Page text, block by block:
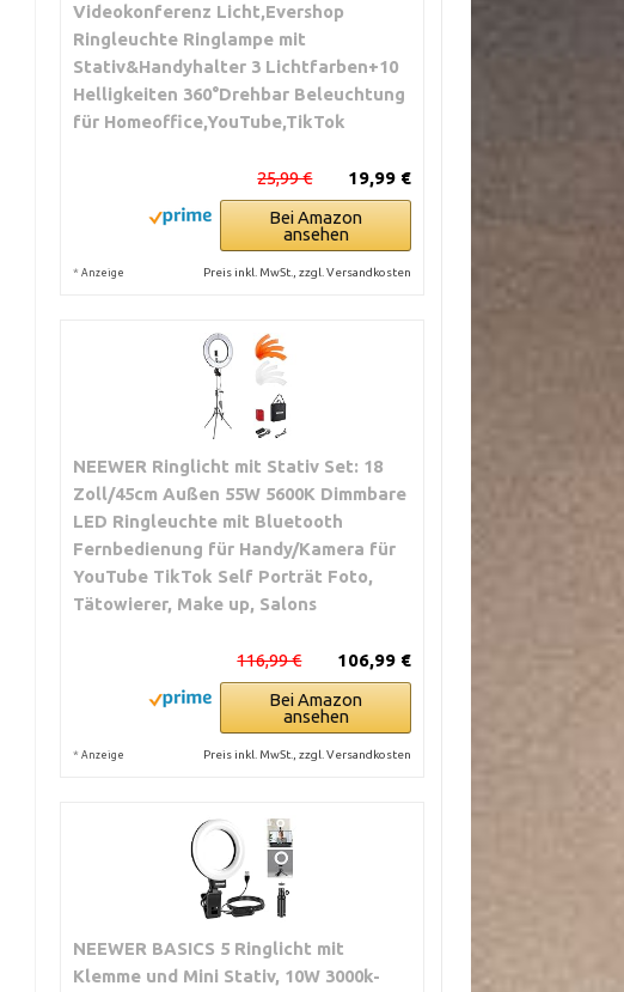
Videokonferenz Licht,Evershop
Ringleuchte Ringlampe mit
Stativ&Handyhalter 3 Lichtfarben+10
Helligkeiten 360°Drehbar Beleuchtung
für Homeoffice,YouTube,TikTok
19,99 €
25,99 €
Bei Amazon
ansehen
* Anzeige Preis inkl. MwSt., zzgl. Versandkosten
NEEWER Ringlicht mit Stativ Set: 18
Zoll/45cm Außen 55W 5600K Dimmbare
LED Ringleuchte mit Bluetooth
Fernbedienung für Handy/Kamera für
YouTube TikTok Self Porträt Foto,
Tätowierer, Make up, Salons
106,99 €
116,99 €
Bei Amazon
ansehen
* Anzeige Preis inkl. MwSt., zzgl. Versandkosten
NEEWER BASICS 5 Ringlicht mit
Klemme und Mini Stativ, 10W 3000k-